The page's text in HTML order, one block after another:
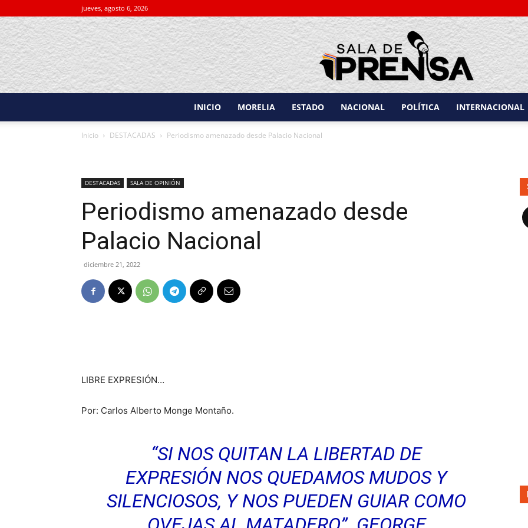
jueves, agosto 6, 2026
INICIO MORELIA ESTADO NACIONAL POLÍTICA INTERNACIONAL
Inicio DESTACADAS Periodismo amenazado desde Palacio Nacional
DESTACADAS SALA DE OPINIÓN
Periodismo amenazado desde
Palacio Nacional
diciembre 21, 2022
LIBRE EXPRESIÓN…
Por: Carlos Alberto Monge Montaño.
“SI NOS QUITAN LA LIBERTAD DE
EXPRESIÓN NOS QUEDAMOS MUDOS Y
SILENCIOSOS, Y NOS PUEDEN GUIAR COMO